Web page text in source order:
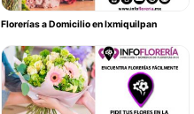
Florerías a Domicilio en Ixmiquilpan